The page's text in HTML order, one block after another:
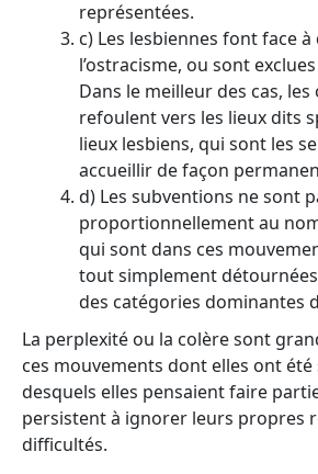
représentées.
c) Les lesbiennes font face à
l’ostracisme, ou sont
Dans le meilleur des cas,
refoulent vers les lieux dits
lieux lesbiens, qui sont les
accueillir de façon
d) Les subventions ne sont
proportionnellement au
qui sont dans ces
tout simplement
des catégories dominantes
La perplexité ou la colère sont
ces mouvements dont elles ont
desquels elles pensaient faire
persistent à ignorer leurs propres
difficultés.